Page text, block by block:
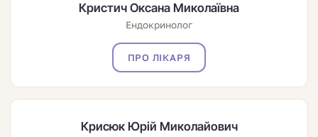
Кристич Оксана Миколаївна
Ендокринолог
ПРО ЛІКАРЯ
Крисюк Юрій Миколайович